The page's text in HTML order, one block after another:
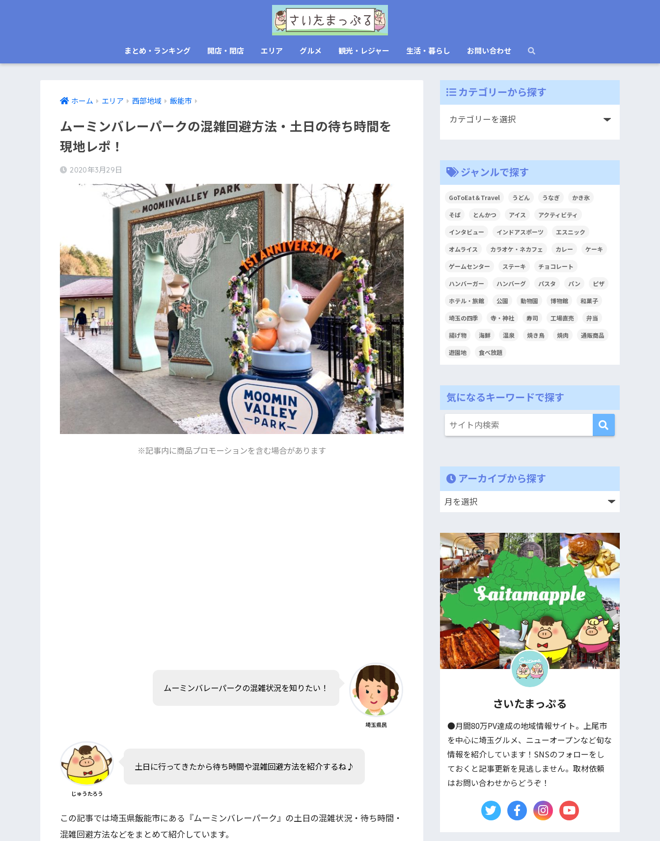
まとめ・ランキング 開店・閉店 エリア グルメ 観光・レジャー 生活・暮らし お問い合わせ
ホーム エリア 西部地域 飯能市
ムーミンバレーパークの混雑回避方法・土日の待ち時間を
現地レポ！
2020年3月29日
※記事内に商品プロモーションを含む場合があります
ムーミンバレーパークの混雑状況を知りたい！
埼玉県民
じゅうたろう
土日に行ってきたから待ち時間や混雑回避方法を紹介するね♪
この記事では埼玉県飯能市にある『ムーミンバレーパーク』の土日の混雑状況・待ち時間・
混雑回避方法などをまとめて紹介しています。
カテゴリーから探す
ジャンルで探す
GoToEat＆Travel うどん うなぎ かき氷
そば とんかつ アイス アクティビティ
インタビュー インドアスポーツ エスニック
オムライス カラオケ・ネカフェ カレー ケーキ
ゲームセンター ステーキ チョコレート
ハンバーガー ハンバーグ パスタ パン ピザ
ホテル・旅館 公園 動物園 博物館 和菓子
埼玉の四季 寺・神社 寿司 工場直売 弁当
揚げ物 海鮮 温泉 焼き鳥 焼肉 通販商品
遊園地 食べ放題
気になるキーワードで探す
アーカイブから探す
さいたまっぷる
●月間80万PV達成の地域情報サイト。上尾市
を中心に埼玉グルメ、ニューオープンなど旬な
情報を紹介しています！SNSのフォローをし
ておくと記事更新を見逃しません。取材依頼
はお問い合わせからどうぞ！